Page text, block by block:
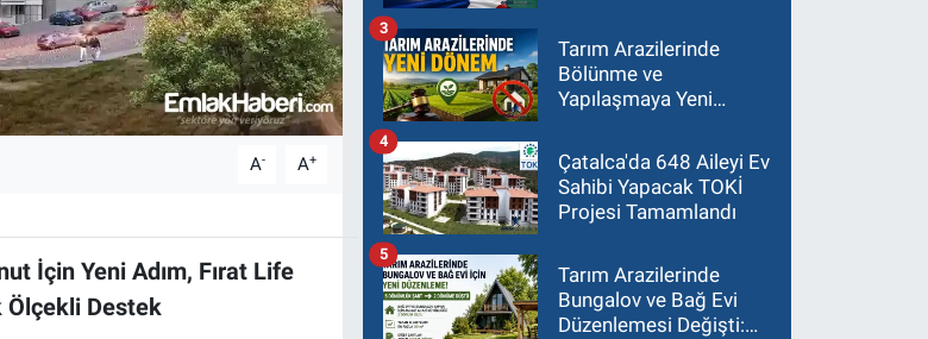
A- A+
İçin Yeni Adım, Fırat Life
Ölçekli Destek
Tarım Arazilerinde
Bölünme ve
Yapılaşmaya Yeni
3
Çatalca'da 648 Aileyi Ev
Sahibi Yapacak TOKİ
Projesi Tamamlandı
4
Tarım Arazilerinde
Bungalov ve Bağ Evi
Düzenlemesi Değişti:
5